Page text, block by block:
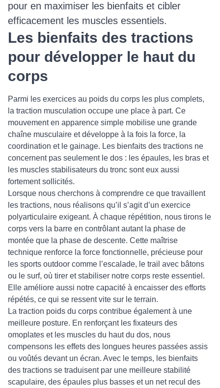
pour en maximiser les bienfaits et cibler
efficacement les muscles essentiels.
Les bienfaits des tractions
pour développer le haut du
corps
Parmi les exercices au poids du corps les plus complets,
la traction musculation occupe une place à part. Ce
mouvement en apparence simple mobilise une grande
chaîne musculaire et développe à la fois la force, la
coordination et le gainage. Les bienfaits des tractions ne
concernent pas seulement le dos : les épaules, les bras et
les muscles stabilisateurs du tronc sont eux aussi
fortement sollicités.
Lorsque nous cherchons à comprendre ce que travaillent
les tractions, nous réalisons qu’il s’agit d’un exercice
polyarticulaire exigeant. À chaque répétition, nous tirons le
corps vers la barre en contrôlant autant la phase de
montée que la phase de descente. Cette maîtrise
technique renforce la force fonctionnelle, précieuse pour
les sports outdoor comme l’escalade, le trail avec bâtons
ou le surf, où tirer et stabiliser notre corps reste essentiel.
Elle améliore aussi notre capacité à encaisser des efforts
répétés, ce qui se ressent vite sur le terrain.
La traction poids du corps contribue également à une
meilleure posture. En renforçant les fixateurs des
omoplates et les muscles du haut du dos, nous
compensons les effets des longues heures passées assis
ou voûtés devant un écran. Avec le temps, les bienfaits
des tractions se traduisent par une meilleure stabilité
scapulaire, des épaules plus basses et un net recul des